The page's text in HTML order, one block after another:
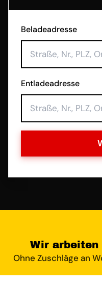
Beladeadresse
Entladeadresse
Wir arbeiten
Ohne Zuschläge an